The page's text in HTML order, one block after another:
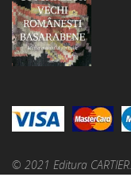
© 2021 Editura CARTIER.